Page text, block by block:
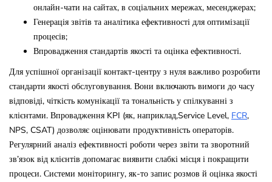
онлайн-чати на сайтах, в соціальних мережах, месенджерах;
Генерація звітів та аналітика ефективності для оптимізації
процесів;
Впровадження стандартів якості та оцінка ефективності.
Для успішної організації контакт-центру з нуля важливо розробити
стандарти якості обслуговування. Вони включають вимоги до часу
відповіді, чіткість комунікації та тональність у спілкуванні з
клієнтами. Впровадження KPI (як, наприклад,Service Level, FCR,
NPS, CSAT) дозволяє оцінювати продуктивність операторів.
Регулярний аналіз ефективності роботи через звіти та зворотний
зв’язок від клієнтів допомагає виявити слабкі місця і покращити
процеси. Системи моніторингу, як-то запис розмов й оцінка якості